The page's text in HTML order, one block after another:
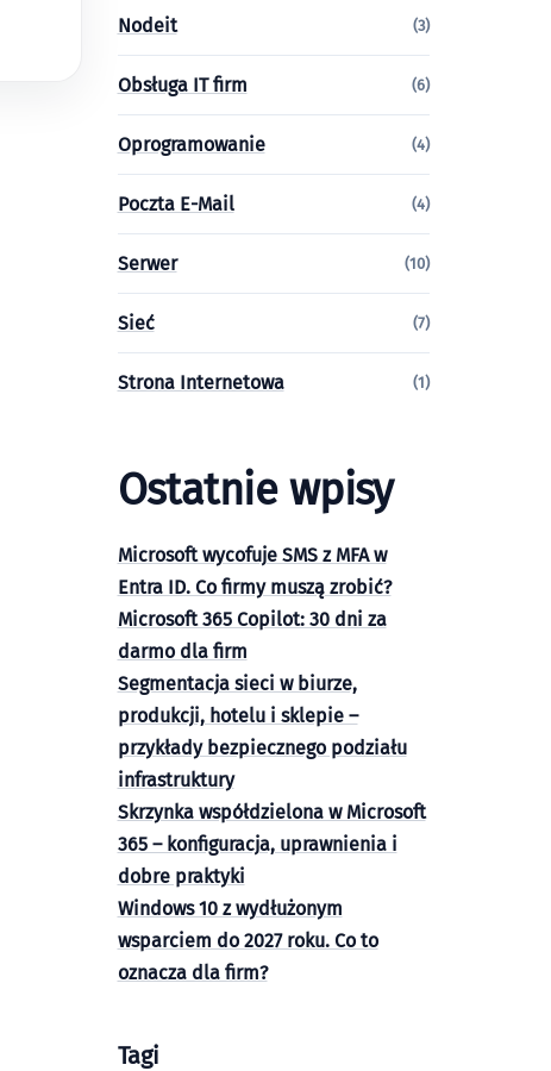
Nodeit (3)
Obsługa IT firm (6)
Oprogramowanie (4)
Poczta E-Mail (4)
Serwer (10)
Sieć (7)
Strona Internetowa (1)
Ostatnie wpisy
Microsoft wycofuje SMS z MFA w
Entra ID. Co firmy muszą zrobić?
Microsoft 365 Copilot: 30 dni za
darmo dla firm
Segmentacja sieci w biurze,
produkcji, hotelu i sklepie –
przykłady bezpiecznego podziału
infrastruktury
Skrzynka współdzielona w Microsoft
365 – konfiguracja, uprawnienia i
dobre praktyki
Windows 10 z wydłużonym
wsparciem do 2027 roku. Co to
oznacza dla firm?
Tagi